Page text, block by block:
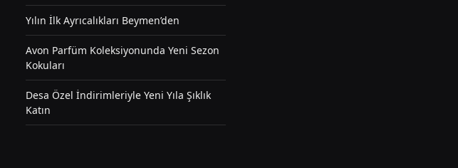
Yılın İlk Ayrıcalıkları Beymen’den
Avon Parfüm Koleksiyonunda Yeni Sezon
Kokuları
Desa Özel İndirimleriyle Yeni Yıla Şıklık
Katın